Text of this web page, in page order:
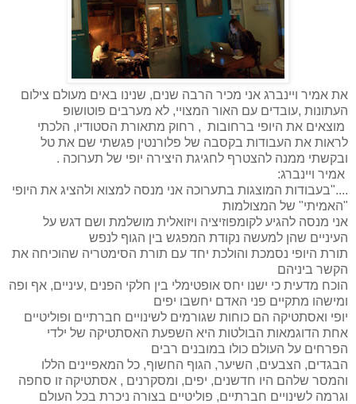
את אמיר ויינברג אני מכיר הרבה שנים, שנינו באים מעולם צילום
העתונות ,עובדים עם האור המצויי, לא מערבים פוטושופ
מוצאים את היופי ברחובות , רחוק מתאורת הסטודיו, הלכתי
לראות את העבודות בקסבה של פלורנטין פגשתי שם את טל
ובקשתי ממנה להצטרף לחגיגת היצירה יופי של תערוכה .
אמיר ויינברג:
...."בעבודות המוצגות בתערוכה אני מנסה למצוא ולהציג את היופי
"האמיתי" של המצולמות
אני מנסה להגיע לקומפוזיציה ויזואלית מושלמת ושם דגש על
העיניים שהן למעשה נקודת המפגש בין הגוף לנפש
תורת היופי נסמכת והולכת יחד עם תורת הסימטריה שהוכיחה את
הקשר ביניהם
הוכח מדעית כי ישנו יחס אופטימלי בין חלקי הפנים ,עיניים, אף ופה
ומישהו מתקיים פני האדם יחשבו יפים
יופי ואסתטיקה הם כוחות שגורמים לשינויים חברתיים ופוליטיים
אחת הדוגמאות הבולטות היא השפעת האסתטיקה של ילדי
הפרחים על העולם כולו במובנים רבים
הבגדים, הצבעים, השיער, הגוף החשוף, כל המאפיינים הללו
והמסר שלהם היו חדשנים, יפים, ומסקרנים , אסתטיקה זו סחפה
וגרמה לשינויים חברתיים, פוליטיים בצורה ניכרת בכל העולם